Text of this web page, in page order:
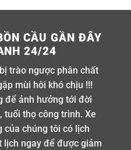
CẦU GẦN ĐÂY
24/24
trào ngược phân chất
mùi hôi khó chịu !!!
để ảnh hưởng tới đời
tuổi thọ công trình. Xe
của chúng tôi có lịch
ngay để được giảm